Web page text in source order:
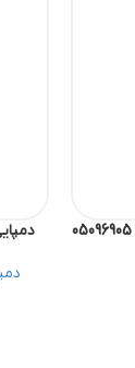
جوراب مردانه اسپرت مچی ماهریس کد 05096905
دمپایی